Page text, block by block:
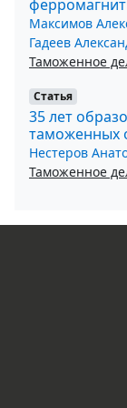
Максимов
Гадеев
Таможенное
Статья
35 лет
таможенных
Нестеров
Таможенное